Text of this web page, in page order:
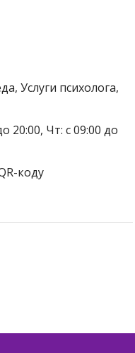
Услуги психолога,
20:00, Чт: с 09:00 до
коду